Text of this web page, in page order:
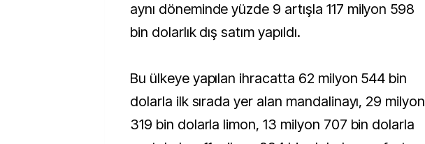
aynı döneminde yüzde 9 artışla 117 milyon 598
bin dolarlık dış satım yapıldı.
Bu ülkeye yapılan ihracatta 62 milyon 544 bin
dolarla ilk sırada yer alan mandalinayı, 29 milyon
319 bin dolarla limon, 13 milyon 707 bin dolarla